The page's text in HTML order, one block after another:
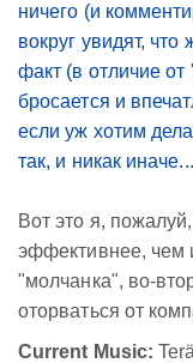
ничего (и
вокруг увидят,
факт (в отличие
бросается и
если уж хотим
так, и никак иначе...
Вот это я,
эффективнее, чем
"молчанка", во-
оторваться от
Current Music: